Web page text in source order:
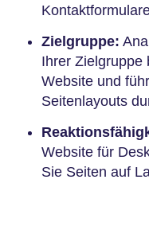
Zielgruppe:
Ihrer Zielgruppe
Website und
Seitenlayouts
Website für
Sie Seiten auf